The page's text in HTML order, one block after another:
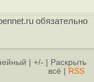
обязательно
+/-
Раскрыть
всё
RSS